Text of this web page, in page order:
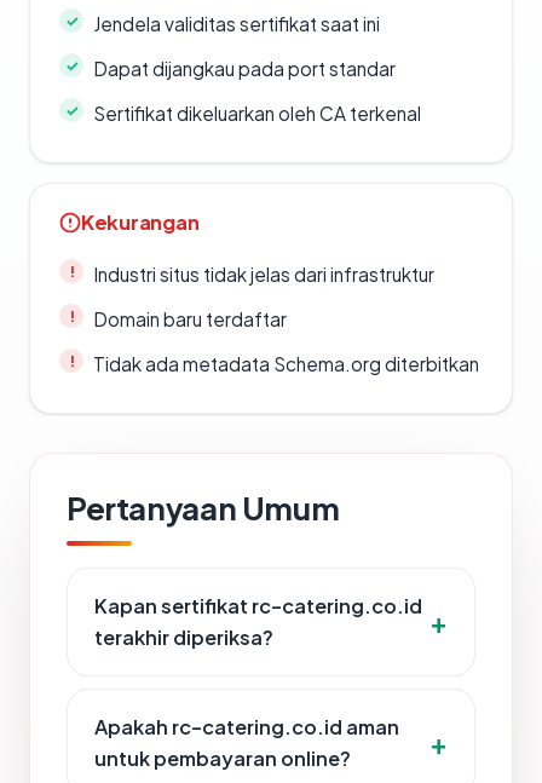
Jendela validitas sertifikat saat ini
Dapat dijangkau pada port standar
Sertifikat dikeluarkan oleh CA terkenal
Kekurangan
Industri situs tidak jelas dari infrastruktur
Domain baru terdaftar
Tidak ada metadata Schema.org diterbitkan
Pertanyaan Umum
Kapan sertifikat rc-catering.co.id
terakhir diperiksa?
Apakah rc-catering.co.id aman
untuk pembayaran online?